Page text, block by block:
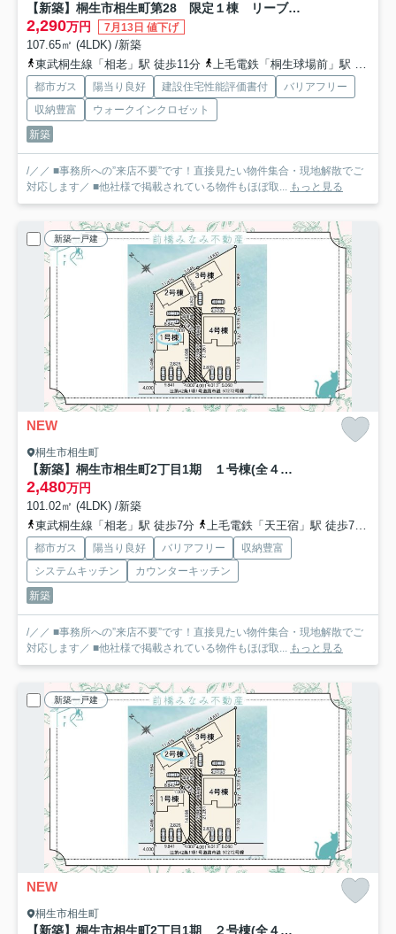
【新築】桐生市相生町第28 限定１棟 リーブルガーデン 新築建売
2,290万円 7月13日 値下げ
107.65㎡ (4LDK) /新築
東武桐生線「相老」駅 徒歩11分
上毛電鉄「桐生球場前」駅 徒歩11分
都市ガス 陽当り良好 建設住宅性能評価書付
バリアフリー
収納豊富
ウォークインクロゼット
新築
/／／ ■事務所への”来店不要”です！直接見たい物件集合・現地解散でご
対応します／ ■他社様で掲載されている物件もほぼ取... もっと見る
新築一戸建
NEW
桐生市相生町
【新築】桐生市相生町2丁目1期 １号棟(全４棟) リナージュ 新築建売分譲
2,480万円
101.02㎡ (4LDK) /新築
東武桐生線「相老」駅 徒歩7分
上毛電鉄「天王宿」駅 徒歩7分
都市ガス 陽当り良好 バリアフリー
収納豊富
システムキッチン
カウンターキッチン
新築
/／／ ■事務所への”来店不要”です！直接見たい物件集合・現地解散でご
対応します／ ■他社様で掲載されている物件もほぼ取... もっと見る
新築一戸建
NEW
桐生市相生町
【新築】桐生市相生町2丁目1期 ２号棟(全４棟) リナージュ 新築建売分譲